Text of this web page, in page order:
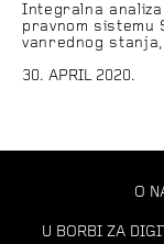
Integralna
pravnom sistemu
vanrednog
sistema za
30. APRIL 2020.
O
U BORBI ZA